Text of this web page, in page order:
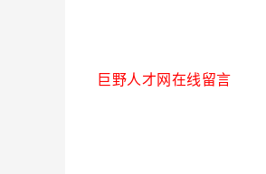
巨野人才网在线留言